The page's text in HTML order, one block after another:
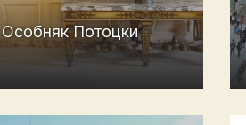
Особняк Потоцки